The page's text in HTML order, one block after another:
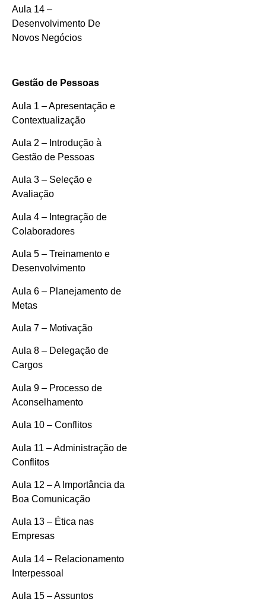
Aula 14 –
Desenvolvimento De
Novos Negócios
Gestão de Pessoas
Aula 1 – Apresentação e
Contextualização
Aula 2 – Introdução à
Gestão de Pessoas
Aula 3 – Seleção e
Avaliação
Aula 4 – Integração de
Colaboradores
Aula 5 – Treinamento e
Desenvolvimento
Aula 6 – Planejamento de
Metas
Aula 7 – Motivação
Aula 8 – Delegação de
Cargos
Aula 9 – Processo de
Aconselhamento
Aula 10 – Conflitos
Aula 11 – Administração de
Conflitos
Aula 12 – A Importância da
Boa Comunicação
Aula 13 – Ética nas
Empresas
Aula 14 – Relacionamento
Interpessoal
Aula 15 – Assuntos